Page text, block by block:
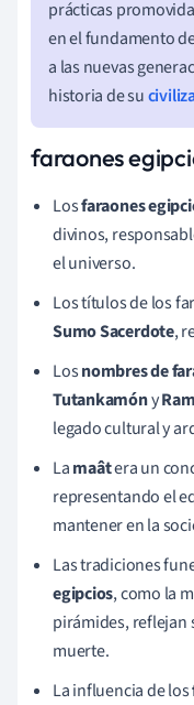
prácticas
en el fundamento
a las nuevas
historia de su
faraones
Losfaraones
divinos,
el universo.
Los títulos de los
Sumo Sacerdote,
Losnombres de
Tutankamóny
legado cultural y
Lamaâtera un
representando el
mantener en la
Las tradiciones
egipcios, como la
pirámides, reflejan
muerte.
La influencia de los